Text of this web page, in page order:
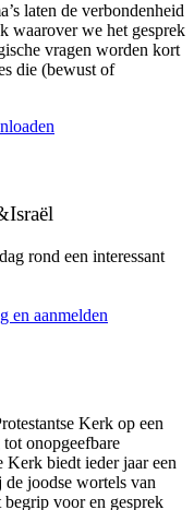
laten de verbondenheid
waarover we het gesprek
vragen worden kort
die (bewust of
rond een interessant
en aanmelden
Kerk op een
onopgeefbare
Kerk biedt ieder jaar een
joodse wortels van
voor en gesprek